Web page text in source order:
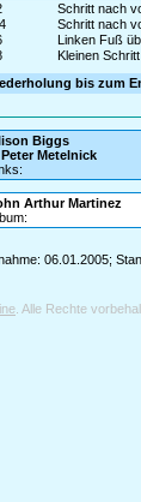
Schritt nach
Schritt nach
Linken Fuß
Kleinen
bis zum
Biggs
Metelnick
Arthur Martinez
06.01.2005;
. Alle Rechte